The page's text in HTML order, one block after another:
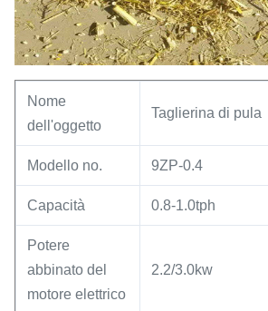
Nome
dell'oggetto
Taglierina di pula
Modello no. 9ZP-0.4
Capacità 0.8-1.0tph
Potere
abbinato del
motore elettrico
2.2/3.0kw